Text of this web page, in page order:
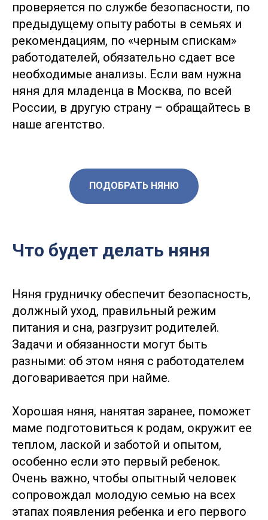
проверяется по службе безопасности, по
предыдущему опыту работы в семьях и
рекомендациям, по «черным спискам»
работодателей, обязательно сдает все
необходимые анализы. Если вам нужна
няня для младенца в Москва, по всей
России, в другую страну – обращайтесь в
наше агентство.
ПОДОБРАТЬ НЯНЮ
Что будет делать няня
Няня грудничку обеспечит безопасность,
должный уход, правильный режим
питания и сна, разгрузит родителей.
Задачи и обязанности могут быть
разными: об этом няня с работодателем
договаривается при найме.
Хорошая няня, нанятая заранее, поможет
маме подготовиться к родам, окружит ее
теплом, лаской и заботой и опытом,
особенно если это первый ребенок.
Очень важно, чтобы опытный человек
сопровождал молодую семью на всех
этапах появления ребенка и его первого